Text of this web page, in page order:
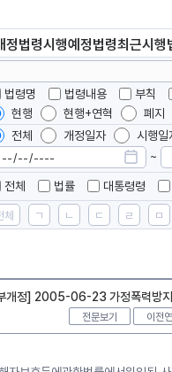
정법령시행예정법령최근시행
법령명
법령내용 부칙
현행
현행+연혁 폐지
전체 개정일자
시행일
~
전체 법률 대통령령
체 ㄱ ㄴ ㄷ ㄹ ㅁ
개정] 2005-06-23 가정폭력방지
전문보기 이전